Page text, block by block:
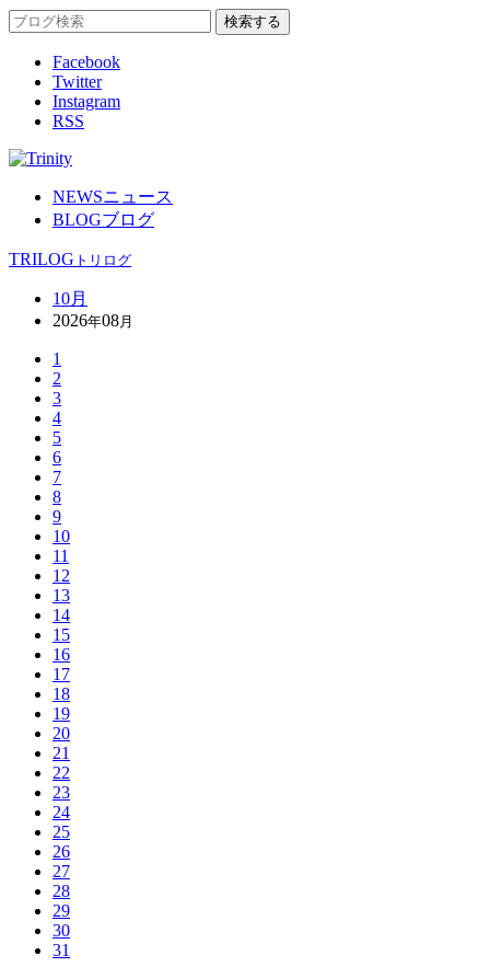
Facebook
Twitter
Instagram
RSS
NEWSニュース
BLOGブログ
TRILOG トリログ
10月
2026年08月
1
2
3
4
5
6
7
8
9
10
11
12
13
14
15
16
17
18
19
20
21
22
23
24
25
26
27
28
29
30
31